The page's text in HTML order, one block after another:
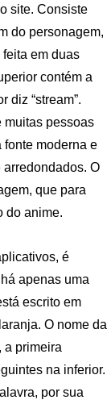
site. Consiste
do personagem,
em duas
contém a
diz “stream”.
muitas pessoas
fonte moderna e
O
que para
do anime.
é
apenas uma
escrito em
O nome da
a primeira
na inferior.
por sua